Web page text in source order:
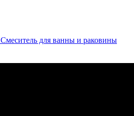
Смеситель для ванны и раковины